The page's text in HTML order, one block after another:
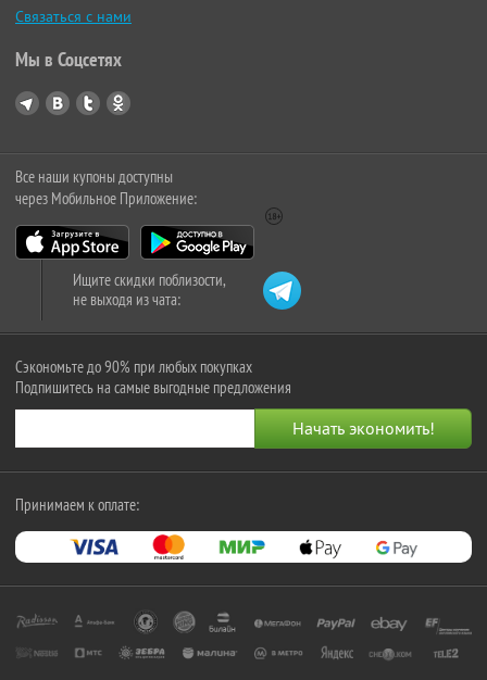
Связаться с нами
Мы в Соцсетях
Все наши купоны доступны
через Мобильное Приложение:
Ищите скидки поблизости,
не выходя из чата:
Сэкономьте до 90% при любых покупках
Подпишитесь на самые выгодные предложения
Принимаем к оплате: